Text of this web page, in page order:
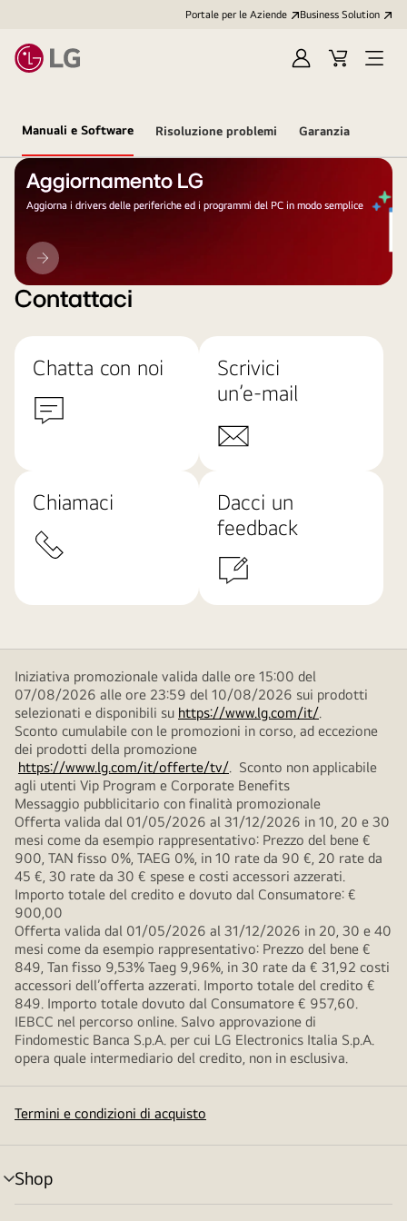
Portale per le Aziende Business Solution
AccediCart
Open
Manuali e Software Risoluzione problemi Garanzia
Aggiornamento LG
Aggiorna i drivers delle periferiche ed i programmi del PC in modo semplice
Aggiornamento
LG
Contattaci
Chatta con noi
Scrivici
un’e-mail
Chiamaci
Dacci un
feedback
Iniziativa promozionale valida dalle ore 15:00 del
07/08/2026 alle ore 23:59 del 10/08/2026 sui prodotti
selezionati e disponibili su https://www.lg.com/it/.
Sconto cumulabile con le promozioni in corso, ad eccezione
dei prodotti della promozione
https://www.lg.com/it/offerte/tv/. Sconto non applicabile
agli utenti Vip Program e Corporate Benefits
Messaggio pubblicitario con finalità promozionale
Offerta valida dal 01/05/2026 al 31/12/2026 in 10, 20 e 30
mesi come da esempio rappresentativo: Prezzo del bene €
900, TAN fisso 0%, TAEG 0%, in 10 rate da 90 €, 20 rate da
45 €, 30 rate da 30 € spese e costi accessori azzerati.
Importo totale del credito e dovuto dal Consumatore: €
900,00
Offerta valida dal 01/05/2026 al 31/12/2026 in 20, 30 e 40
mesi come da esempio rappresentativo: Prezzo del bene €
849, Tan fisso 9,53% Taeg 9,96%, in 30 rate da € 31,92 costi
accessori dell’offerta azzerati. Importo totale del credito €
849. Importo totale dovuto dal Consumatore € 957,60.
IEBCC nel percorso online. Salvo approvazione di
Findomestic Banca S.p.A. per cui LG Electronics Italia S.p.A.
opera quale intermediario del credito, non in esclusiva.
Termini e condizioni di acquisto
Shop
Attivazione
menu